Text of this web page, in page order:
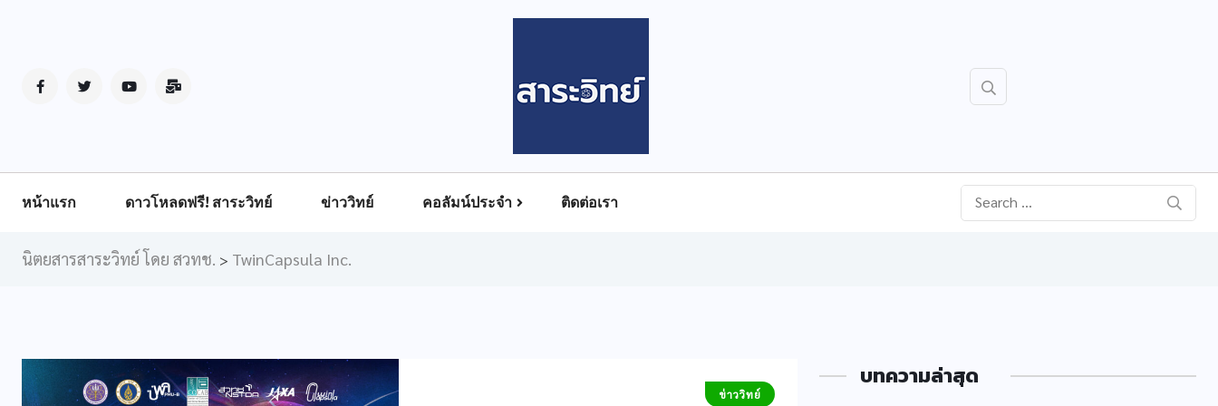
หน้าแรก ดาวโหลดฟรี! สาระวิทย์ ข่าววิทย์ คอลัมน์ประจำ ติดต่อเรา
นิตยสารสาระวิทย์ โดย สวทช. > TwinCapsula Inc.
ข่าววิทย์
บทความล่าสุด